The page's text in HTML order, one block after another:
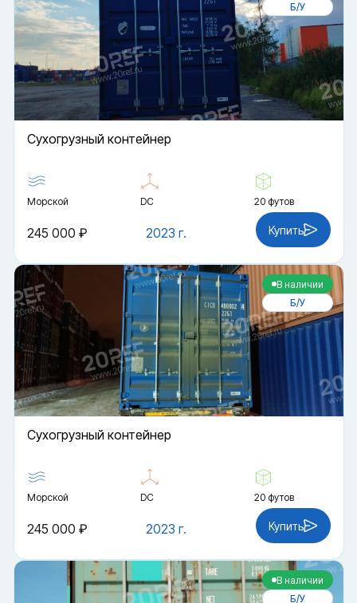
Б/У
Cухогрузный контейнер
Морской DC 20 футов
2023 г.
245 000 ₽ Купить
В наличии
Б/У
Cухогрузный контейнер
Морской DC 20 футов
2023 г.
245 000 ₽ Купить
В наличии
Б/У